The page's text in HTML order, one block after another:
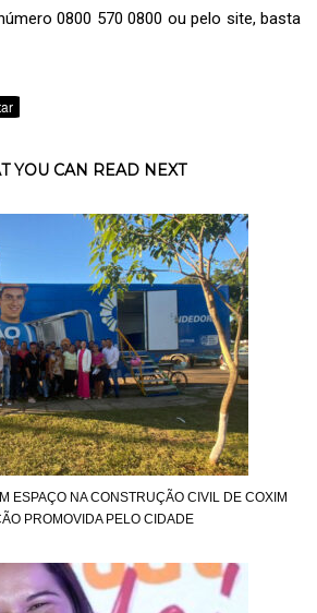
0800 570 0800 ou pelo site, basta
YOU CAN READ NEXT
ESPAÇO NA CONSTRUÇÃO CIVIL DE COXIM
PROMOVIDA PELO CIDADE